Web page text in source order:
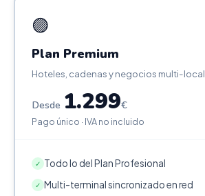
🟣
Plan Premium
Hoteles, cadenas y negocios multi-local
Desde 1.299€
Pago único · IVA no incluido
✓ Todo lo del Plan Profesional
✓ Multi-terminal sincronizado en red